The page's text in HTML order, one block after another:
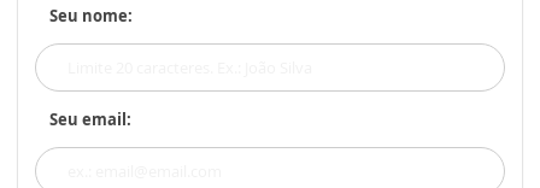
Seu nome:
Seu email: